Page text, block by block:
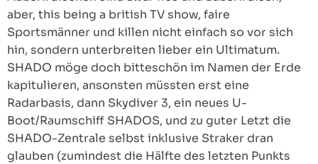
aber, this being a british TV show, faire
Sportsmänner und killen nicht einfach so vor sich
hin, sondern unterbreiten lieber ein Ultimatum.
SHADO möge doch bitteschön im Namen der Erde
kapitulieren, ansonsten müssten erst eine
Radarbasis, dann Skydiver 3, ein neues U-
Boot/Raumschiff SHADOS, und zu guter Letzt die
SHADO-Zentrale selbst inklusive Straker dran
glauben (zumindest die Hälfte des letzten Punkts